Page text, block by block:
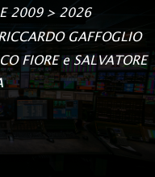
2009 > 2026
GAFFOGLIO
FIORE e SALVATORE